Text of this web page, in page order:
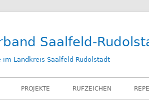
Saalfeld-
im Landkreis Saalfeld Rudolstadt
PROJEKTE RUFZEICHEN